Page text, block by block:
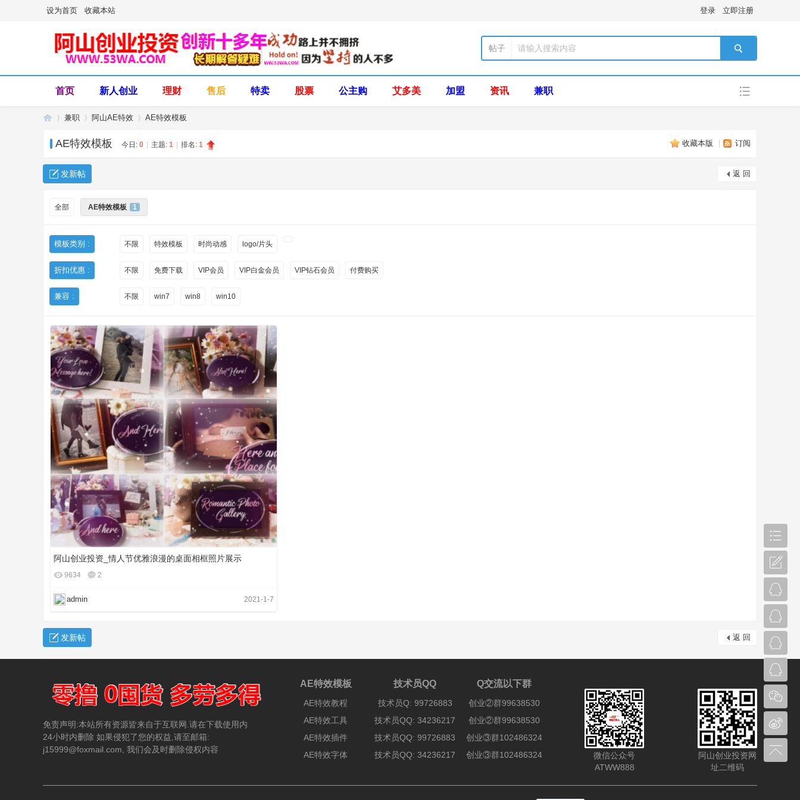
设为首页 收藏本站 登录 立即注册
帖子
首页 新人创业 理财 售后 特卖 股票 公主购 艾多美 加盟 资讯 兼职
阿
山
投
»
兼职 阿山AE特效 AE特效模板
收藏本版 订阅
AE特效模板 今日: 0 主题: 1 排名: 1
返 回
发新帖
全部 AE特效模板 1
模板类别 : 不限 特效模板 时尚动感 logo/片头
折扣优惠 : 不限 免费下载 VIP会员 VIP白金会员 VIP钻石会员 付费购买
兼容 : 不限 win7 win8 win10
阿山创业投资_情人节优雅浪漫的桌面相框照片展示
9634 2
admin 2021-1-7
返 回
发新帖
免责声明:本站所有资源皆来自于互联网.请在下载使用内
24小时内删除 如果侵犯了您的权益,请至邮箱:
j15999@foxmail.com, 我们会及时删除侵权内容
AE特效模板
AE特效教程
AE特效工具
AE特效插件
AE特效字体
技术员QQ
技术员Q: 99726883
技术员QQ: 34236217
技术员QQ: 99726883
技术员QQ: 34236217
Q交流以下群
创业②群99638530
创业②群99638530
创业③群102486324
创业③群102486324
阿山创业投资网
址二维码
微信公众号
ATWW888